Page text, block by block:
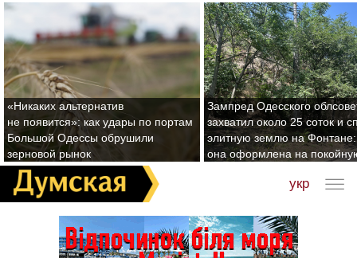
«Никаких альтернатив
не появится»: как удары по портам
Большой Одессы обрушили
зерновой рынок
Зампред Одесского
захватил около 25 соток и
элитную землю на Фонтане:
она оформлена на
укр